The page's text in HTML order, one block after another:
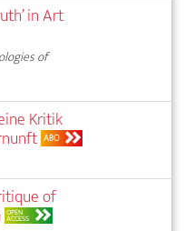
in Art
of
Kritik
ABO
of
OPEN
ACCESS